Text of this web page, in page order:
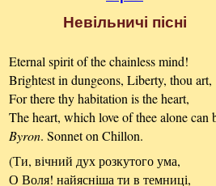
Невільничі пісні
Eternal spirit of the chainless mind!
Brightest in dungeons, Liberty, thou art,
For there thy habitation is the heart,
The heart, which love of thee alone can
Byron. Sonnet on Chillon.
(Ти, вічний дух розкутого ума,
О Воля! найясніша ти в темниці,